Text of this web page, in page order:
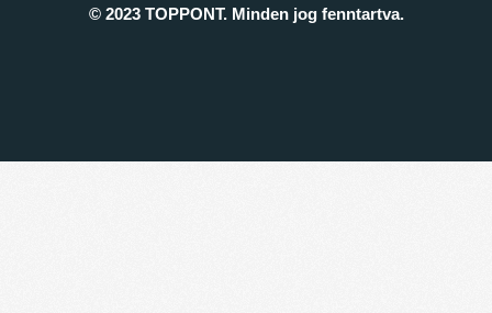
© 2023 TOPPONT. Minden jog fenntartva.